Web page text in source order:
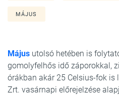
MÁJUS
Május utolsó hetében is
gomolyfelhős idő záporokkal,
órákban akár 25 Celsius-fok is
Zrt. vasárnapi előrejelzése